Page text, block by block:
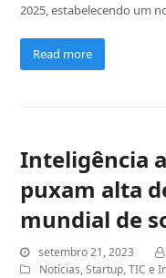
2025, estabelecendo um
Read more
Inteligência
puxam alta
mundial de
setembro 21, 2023
Notícias,Startup,TIC e